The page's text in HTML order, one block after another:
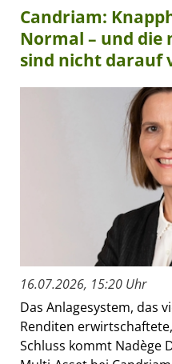
Candriam:
Normal – und die
sind nicht darauf
16.07.2026, 15:20 Uhr
Das Anlagesystem, das
Renditen
Schluss kommt Nadège